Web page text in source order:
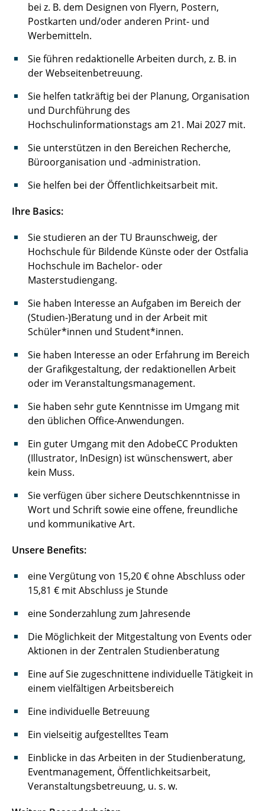
bei z. B. dem Designen von Flyern, Postern,
Postkarten und/oder anderen Print- und
Werbemitteln.
Sie führen redaktionelle Arbeiten durch, z. B. in
der Webseitenbetreuung.
Sie helfen tatkräftig bei der Planung, Organisation
und Durchführung des
Hochschulinformationstags am 21. Mai 2027 mit.
Sie unterstützen in den Bereichen Recherche,
Büroorganisation und -administration.
Sie helfen bei der Öffentlichkeitsarbeit mit.
Ihre Basics:
Sie studieren an der TU Braunschweig, der
Hochschule für Bildende Künste oder der Ostfalia
Hochschule im Bachelor- oder
Masterstudiengang.
Sie haben Interesse an Aufgaben im Bereich der
(Studien-)Beratung und in der Arbeit mit
Schüler*innen und Student*innen.
Sie haben Interesse an oder Erfahrung im Bereich
der Grafikgestaltung, der redaktionellen Arbeit
oder im Veranstaltungsmanagement.
Sie haben sehr gute Kenntnisse im Umgang mit
den üblichen Office-Anwendungen.
Ein guter Umgang mit den AdobeCC Produkten
(Illustrator, InDesign) ist wünschenswert, aber
kein Muss.
Sie verfügen über sichere Deutschkenntnisse in
Wort und Schrift sowie eine offene, freundliche
und kommunikative Art.
Unsere Benefits:
eine Vergütung von 15,20 € ohne Abschluss oder
15,81 € mit Abschluss je Stunde
eine Sonderzahlung zum Jahresende
Die Möglichkeit der Mitgestaltung von Events oder
Aktionen in der Zentralen Studienberatung
Eine auf Sie zugeschnittene individuelle Tätigkeit in
einem vielfältigen Arbeitsbereich
Eine individuelle Betreuung
Ein vielseitig aufgestelltes Team
Einblicke in das Arbeiten in der Studienberatung,
Eventmanagement, Öffentlichkeitsarbeit,
Veranstaltungsbetreuung, u. s. w.